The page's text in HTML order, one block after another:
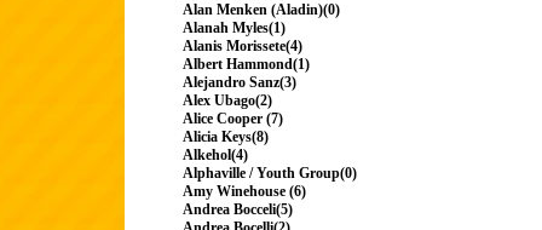
Alan Menken (Aladin)(0)
Alanah Myles(1)
Alanis Morissete(4)
Albert Hammond(1)
Alejandro Sanz(3)
Alex Ubago(2)
Alice Cooper (7)
Alicia Keys(8)
Alkehol(4)
Alphaville / Youth Group(0)
Amy Winehouse (6)
Andrea Bocceli(5)